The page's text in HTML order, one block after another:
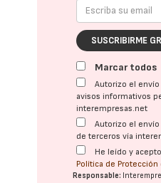
SUSCRIBIRME
Marcar todos
Autorizo el
avisos informativos
interempresas.net
Autorizo el
de terceros vía
He leído y
Política de Protección
Responsable: